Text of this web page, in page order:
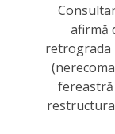
afirmă
retrograda
fereastră